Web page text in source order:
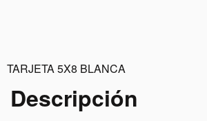
TARJETA 5X8 BLANCA
Descripción